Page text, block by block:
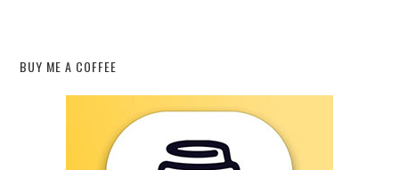
BUY ME A COFFEE